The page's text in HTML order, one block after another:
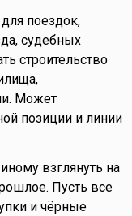
поездок,
судебных
строительство
Может
позиции и линии
взглянуть на
Пусть все
и чёрные